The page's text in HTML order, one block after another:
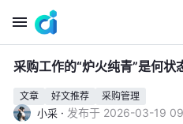
采购工作的“炉火纯青”是何状
文章 好文推荐 采购管理
小采 · 发布于 2026-03-19